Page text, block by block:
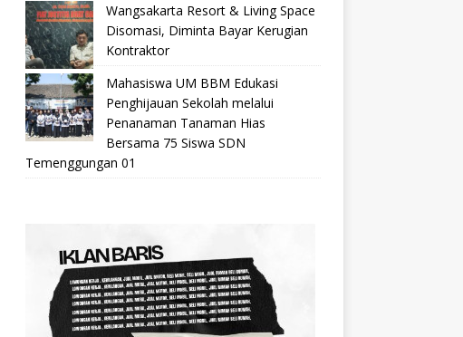
Wangsakarta Resort & Living Space
Disomasi, Diminta Bayar Kerugian
Kontraktor
Mahasiswa UM BBM Edukasi
Penghijauan Sekolah melalui
Penanaman Tanaman Hias
Bersama 75 Siswa SDN
Temenggungan 01